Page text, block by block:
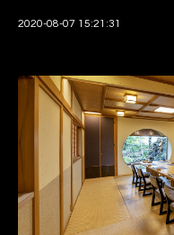
2020-08-07 15:21:31